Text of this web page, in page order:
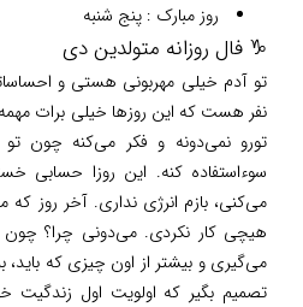
روز مبارک : پنج شنبه
♑ فال روزانه متولدین دی
تو آدم خیلی مهربونی هستی و
نفر هست که این روزها خیلی برات
تورو نمی‌دونه و فکر می‌کنه چون تو
سوءاستفاده کنه. این روزا حسابی
می‌کنی، بازم انرژی نداری. آخر روز
هیچی کار نکردی. می‌دونی چرا؟
می‌گیری و بیشتر از اون چیزی که باید،
تصمیم بگیر که اولویت اول